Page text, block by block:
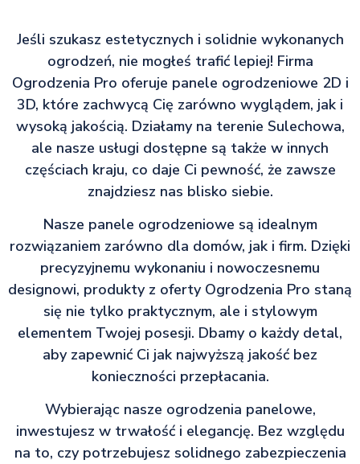
Jeśli szukasz estetycznych i solidnie wykonanych
ogrodzeń, nie mogłeś trafić lepiej! Firma
Ogrodzenia Pro oferuje panele ogrodzeniowe 2D i
3D, które zachwycą Cię zarówno wyglądem, jak i
wysoką jakością. Działamy na terenie Sulechowa,
ale nasze usługi dostępne są także w innych
częściach kraju, co daje Ci pewność, że zawsze
znajdziesz nas blisko siebie.
Nasze panele ogrodzeniowe są idealnym
rozwiązaniem zarówno dla domów, jak i firm. Dzięki
precyzyjnemu wykonaniu i nowoczesnemu
designowi, produkty z oferty Ogrodzenia Pro staną
się nie tylko praktycznym, ale i stylowym
elementem Twojej posesji. Dbamy o każdy detal,
aby zapewnić Ci jak najwyższą jakość bez
konieczności przepłacania.
Wybierając nasze ogrodzenia panelowe,
inwestujesz w trwałość i elegancję. Bez względu
na to, czy potrzebujesz solidnego zabezpieczenia